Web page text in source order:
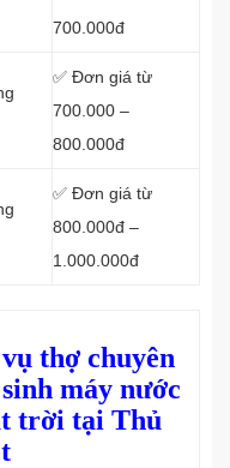
700.000đ
✅ Đơn giá từ
700.000 –
800.000đ
✅ Đơn giá từ
800.000đ –
1.000.000đ
thợ chuyên
máy nước
trời tại Thủ